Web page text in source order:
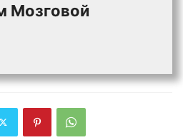
Мозговой